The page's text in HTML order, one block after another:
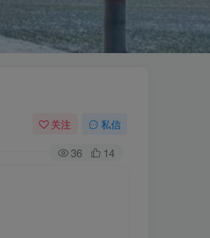
关注 私信
36 14